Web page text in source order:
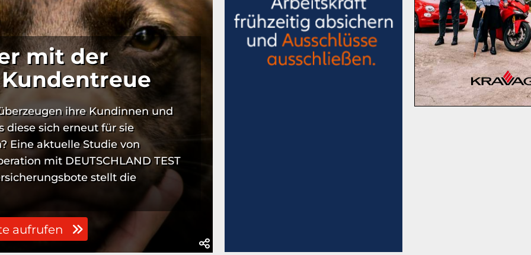
mit der
ihre Kundinnen und
diese sich erneut für sie
Eine aktuelle Studie von
mit DEUTSCHLAND TEST
stellt die
aufrufen